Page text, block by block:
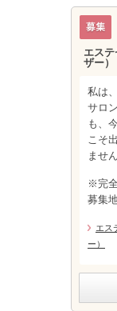
エス
ザー）
私は
サロ
も、
こそ
ませ
※完
募集
エス
ー）